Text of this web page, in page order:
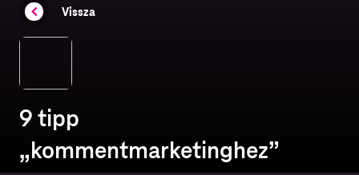
Vissza
9 tipp
„kommentmarketinghez”